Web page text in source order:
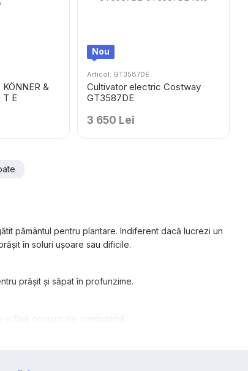
pământul pentru plantare. Indiferent dacă lucrezi un
în soluri ușoare sau dificile.
prășit și săpat în profunzime.
fără consum de combustibil.
&
T E
Nou
Articol: GT3587DE
Cultivator electric Costway
GT3587DE
3 650 Lei